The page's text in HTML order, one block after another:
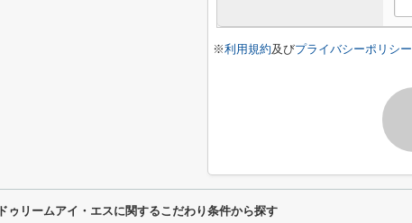
※利用規約及びプライバシーポリシー
ドゥリームアイ・エスに関するこだわり条件から探す